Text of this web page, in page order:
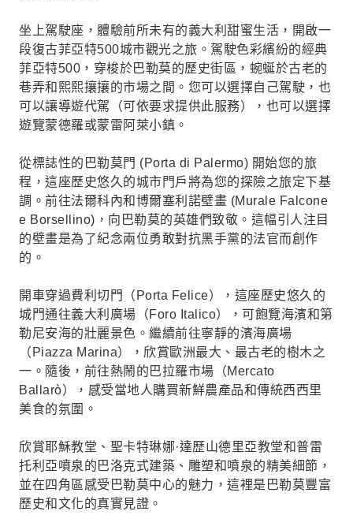
坐上駕駛座，體驗前所未有的義大利甜蜜生活，開啟一
段復古菲亞特500城市觀光之旅。駕駛色彩繽紛的經典
菲亞特500，穿梭於巴勒莫的歷史街區，蜿蜒於古老的
巷弄和熙熙攘攘的市場之間。您可以選擇自己駕駛，也
可以讓導遊代駕（可依要求提供此服務），也可以選擇
遊覽蒙德羅或蒙雷阿萊小鎮。
從標誌性的巴勒莫門 (Porta di Palermo) 開始您的旅
程，這座歷史悠久的城市門戶將為您的探險之旅定下基
調。前往法爾科內和博爾塞利諾壁畫 (Murale Falcone
e Borsellino)，向巴勒莫的英雄們致敬。這幅引人注目
的壁畫是為了紀念兩位勇敢對抗黑手黨的法官而創作
的。
開車穿過費利切門（Porta Felice），這座歷史悠久的
城門通往義大利廣場（Foro Italico），可飽覽海濱和第
勒尼安海的壯麗景色。繼續前往寧靜的濱海廣場
（Piazza Marina），欣賞歐洲最大、最古老的樹木之
一。隨後，前往熱鬧的巴拉羅市場（Mercato
Ballarò），感受當地人購買新鮮農產品和傳統西西里
美食的氛圍。
欣賞耶穌教堂、聖卡特琳娜·達歷山德里亞教堂和普雷
托利亞噴泉的巴洛克式建築、雕塑和噴泉的精美細節，
並在四角區感受巴勒莫中心的魅力，這裡是巴勒莫豐富
歷史和文化的真實見證。